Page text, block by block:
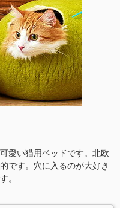
愛い猫用ベッドです。北欧
です。穴に入るのが大好き
。